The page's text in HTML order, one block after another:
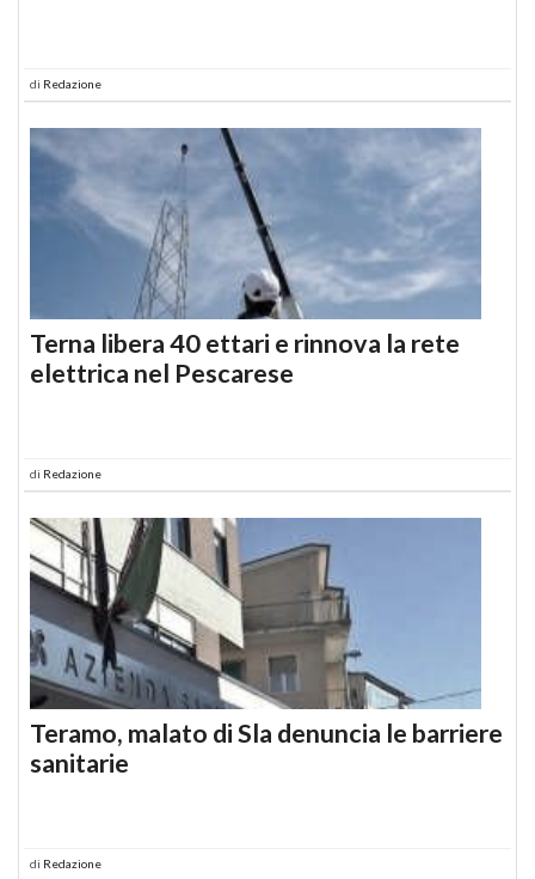
di Redazione
Terna libera 40 ettari e rinnova la rete
elettrica nel Pescarese
di Redazione
Teramo, malato di Sla denuncia le barriere
sanitarie
di Redazione